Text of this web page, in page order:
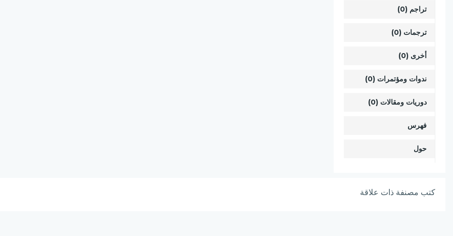
تراجم (0)
ترجمات (0)
أخرى (0)
ندوات ومؤتمرات (0)
دوريات ومقالات (0)
فهرس
حول
كتب مصنفة ذات علاقة